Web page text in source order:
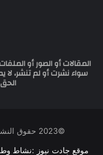
المقالات أو الصور أو
سواء نشرت أو لم تنشر، لا
©2023 حقوق النشر 2026، جميع الحقوق محفوظة |
موقع جادت نيوز :نشاط وطني